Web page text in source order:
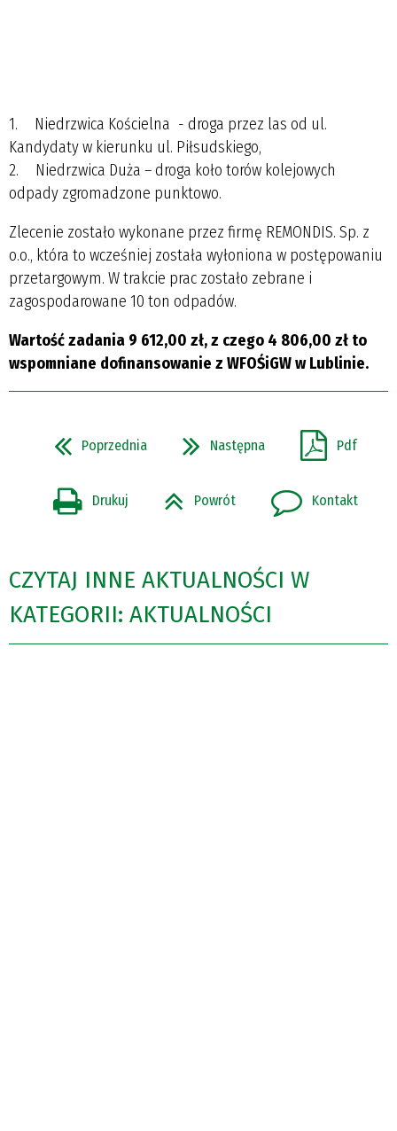
1. Niedrzwica Kościelna - droga przez las od ul.
Kandydaty w kierunku ul. Piłsudskiego,
2. Niedrzwica Duża – droga koło torów kolejowych
odpady zgromadzone punktowo.
Zlecenie zostało wykonane przez firmę REMONDIS. Sp. z
o.o., która to wcześniej została wyłoniona w postępowaniu
przetargowym. W trakcie prac zostało zebrane i
zagospodarowane 10 ton odpadów.
Wartość zadania 9 612,00 zł, z czego 4 806,00 zł to
wspomniane dofinansowanie z WFOŚiGW w Lublinie.
Poprzednia Następna Pdf
Drukuj Powrót Kontakt
CZYTAJ INNE AKTUALNOŚCI W
KATEGORII: AKTUALNOŚCI